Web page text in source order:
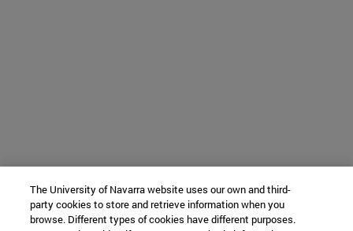
The University of Navarra website uses our own and third-
party cookies to store and retrieve information when you
browse. Different types of cookies have different purposes.